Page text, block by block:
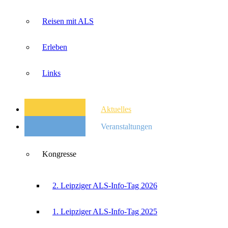
Reisen mit ALS
Erleben
Links
Aktuelles
Veranstaltungen
Kongresse
2. Leipziger ALS-Info-Tag 2026
1. Leipziger ALS-Info-Tag 2025